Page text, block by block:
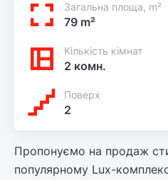
Загальна площа, m²
79 m²
Кількість кімнат
2 комн.
Поверх
2
Пропонуємо на продаж
популярному Lux-